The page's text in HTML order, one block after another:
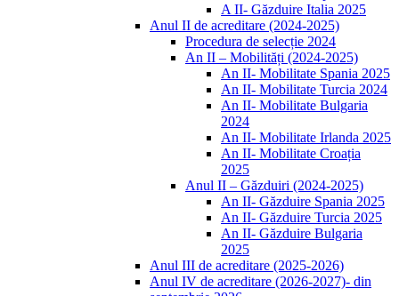
A II- Găzduire Italia 2025
Anul II de acreditare (2024-2025)
Procedura de selecție 2024
An II – Mobilități (2024-2025)
An II- Mobilitate Spania 2025
An II- Mobilitate Turcia 2024
An II- Mobilitate Bulgaria
2024
An II- Mobilitate Irlanda 2025
An II- Mobilitate Croația
2025
Anul II – Găzduiri (2024-2025)
An II- Găzduire Spania 2025
An II- Găzduire Turcia 2025
An II- Găzduire Bulgaria
2025
Anul III de acreditare (2025-2026)
Anul IV de acreditare (2026-2027)- din